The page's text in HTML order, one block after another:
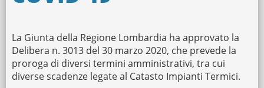
La Giunta della Regione Lombardia ha approvato la
Delibera n. 3013 del 30 marzo 2020, che prevede la
proroga di diversi termini amministrativi, tra cui
diverse scadenze legate al Catasto Impianti Termici.